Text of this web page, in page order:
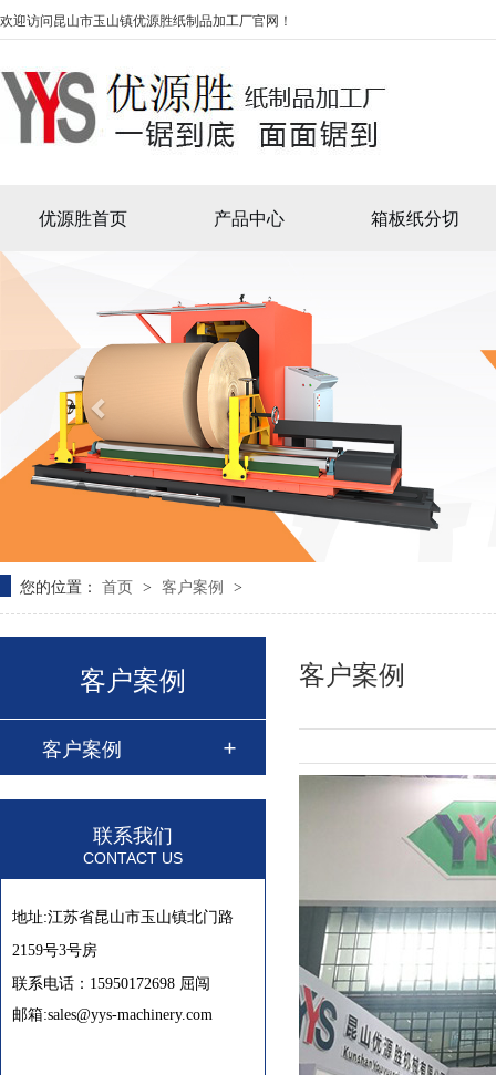
欢迎访问昆山市玉山镇优源胜纸制品加工厂官网！
优源胜首页 产品中心 箱板纸分切
您的位置： 首页 > 客户案例 >
客户案例
客户案例
联系我们
CONTACT US
地址:江苏省昆山市玉山镇北门路
2159号3号房
联系电话：15950172698 屈闯
邮箱:sales@yys-machinery.com
客户案例